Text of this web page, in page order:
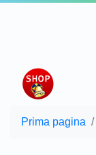
Prima pagina